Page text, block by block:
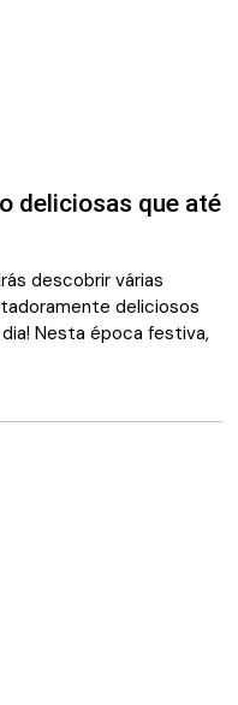
deliciosas que até
descobrir várias
deliciosos
Nesta época festiva,